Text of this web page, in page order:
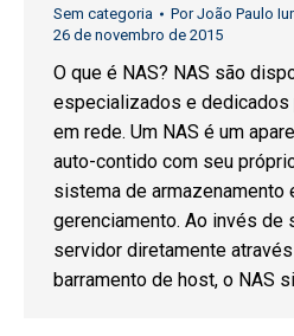
Sem categoria PorJoão Paulo
26 de novembro de 2015
O que é NAS? NAS são
especializados e dedicados
em rede. Um NAS é um
auto-contido com seu
sistema de armazenamento
gerenciamento. Ao invés de
servidor diretamente
barramento de host, o NAS